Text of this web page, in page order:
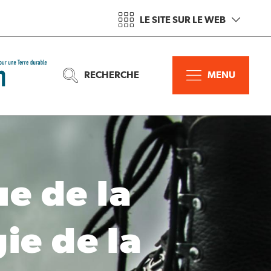
LE SITE SUR LE WEB
RECHERCHE MENU
de la
de la